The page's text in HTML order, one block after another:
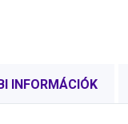
INFORMÁCIÓK